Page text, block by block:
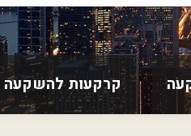
קרקעות להשקעה